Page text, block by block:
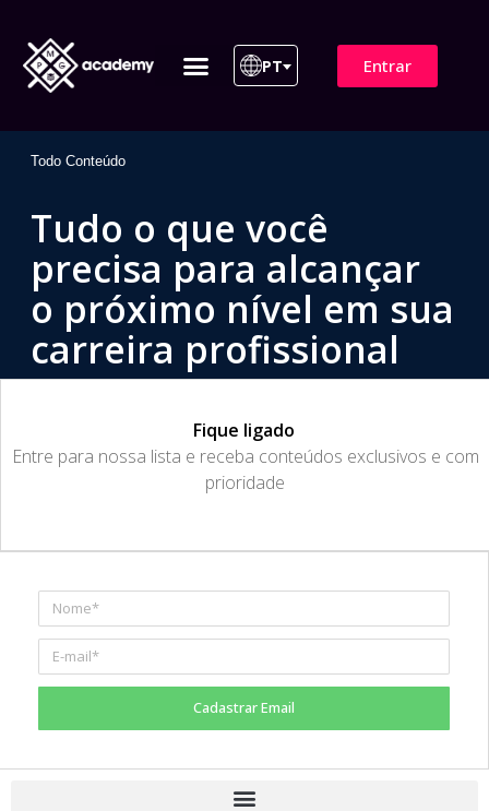
PT Entrar
Todo Conteúdo
Tudo o que você
precisa para alcançar
o próximo nível em sua
carreira profissional
Fique ligado
​Entre para nossa lista e receba conteúdos exclusivos e com
prioridade
Cadastrar Email